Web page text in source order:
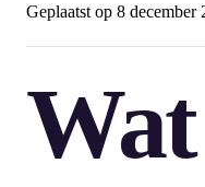
Geplaatst op 8 december